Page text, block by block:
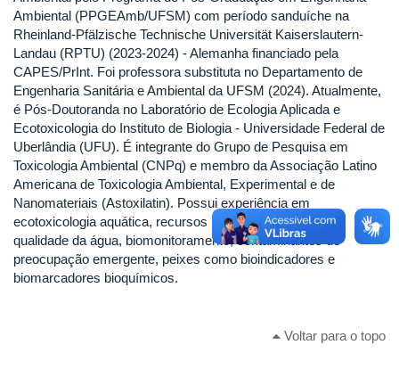
Ambiental (PPGEAmb/UFSM) com período sanduíche na
Rheinland-Pfälzische Technische Universität Kaiserslautern-
Landau (RPTU) (2023-2024) - Alemanha financiado pela
CAPES/PrInt. Foi professora substituta no Departamento de
Engenharia Sanitária e Ambiental da UFSM (2024). Atualmente,
é Pós-Doutoranda no Laboratório de Ecologia Aplicada e
Ecotoxicologia do Instituto de Biologia - Universidade Federal de
Uberlândia (UFU). É integrante do Grupo de Pesquisa em
Toxicologia Ambiental (CNPq) e membro da Associação Latino
Americana de Toxicologia Ambiental, Experimental e de
Nanomateriais (Astoxilatin). Possui experiência em
ecotoxicologia aquática, recursos hídricos, variáveis de
qualidade da água, biomonitoramento, contaminantes de
preocupação emergente, peixes como bioindicadores e
biomarcadores bioquímicos.
Voltar para o topo